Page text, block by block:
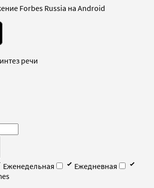
Forbes Russia на Android
речи
Еженедельная
Ежедневная